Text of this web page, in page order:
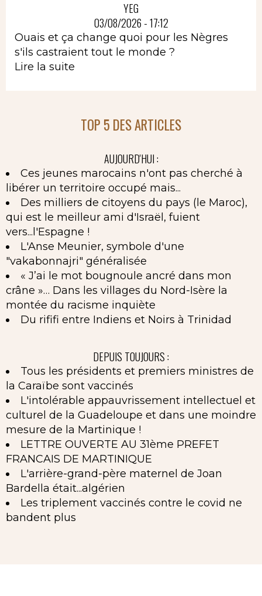
YEG
03/08/2026 - 17:12
Ouais et ça change quoi pour les Nègres
s'ils castraient tout le monde ?
Lire la suite
TOP 5 DES ARTICLES
AUJOURD'HUI :
Ces jeunes marocains n'ont pas cherché à
libérer un territoire occupé mais...
Des milliers de citoyens du pays (le Maroc),
qui est le meilleur ami d'Israël, fuient
vers...l'Espagne !
L'Anse Meunier, symbole d'une
"vakabonnajri" généralisée
« J’ai le mot bougnoule ancré dans mon
crâne »… Dans les villages du Nord-Isère la
montée du racisme inquiète
Du rififi entre Indiens et Noirs à Trinidad
DEPUIS TOUJOURS :
Tous les présidents et premiers ministres de
la Caraïbe sont vaccinés
L'intolérable appauvrissement intellectuel et
culturel de la Guadeloupe et dans une moindre
mesure de la Martinique !
LETTRE OUVERTE AU 31ème PREFET
FRANCAIS DE MARTINIQUE
L'arrière-grand-père maternel de Joan
Bardella était...algérien
Les triplement vaccinés contre le covid ne
bandent plus